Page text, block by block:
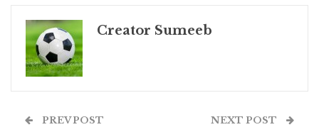
Creator Sumeeb
PREV POST NEXT POST